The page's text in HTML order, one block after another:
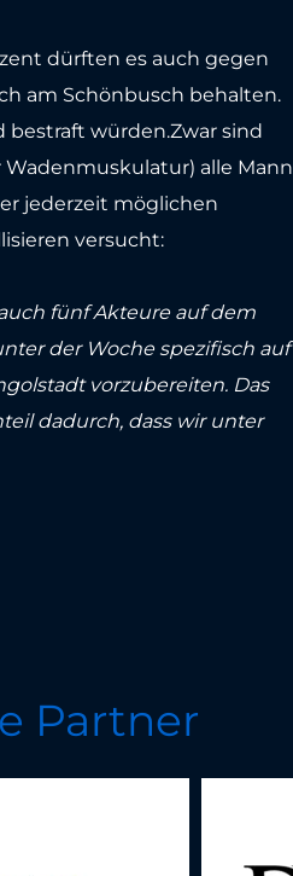
dürften es auch gegen
am Schönbusch behalten.
bestraft würden.Zwar sind
alle Mann
jederzeit möglichen
versucht:
fünf Akteure auf dem
der Woche spezifisch auf
vorzubereiten. Das
dadurch, dass wir unter
Partner